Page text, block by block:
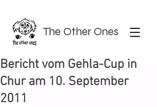
The Other Ones
Bericht vom Gehla-Cup in
Chur am 10. September
2011